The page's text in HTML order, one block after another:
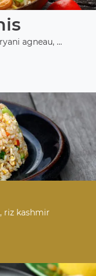
agneau, ...
riz kashmir